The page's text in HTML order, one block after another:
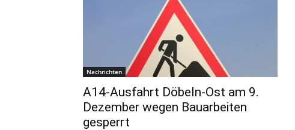
Nachrichten
A14-Ausfahrt Döbeln-Ost am 9.
Dezember wegen Bauarbeiten
gesperrt